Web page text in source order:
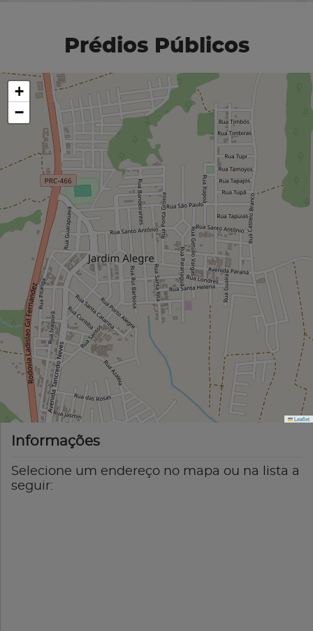
Prédios Públicos
+
−
Leaflet
Informações
Selecione um endereço no mapa ou na lista a
seguir: